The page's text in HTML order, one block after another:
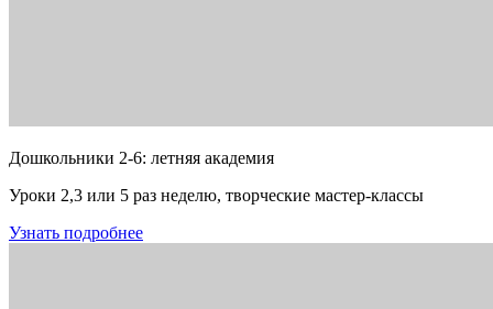
Дошкольники 2-6: летняя академия
Уроки 2,3 или 5 раз неделю, творческие мастер-классы
Узнать подробнее